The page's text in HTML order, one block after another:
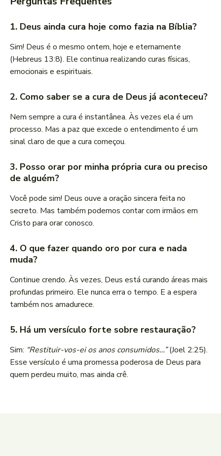
1. Deus ainda cura hoje como fazia na Bíblia?
Sim! Deus é o mesmo ontem, hoje e eternamente
(Hebreus 13:8). Ele continua realizando curas físicas,
emocionais e espirituais.
2. Como saber se a cura de Deus já aconteceu?
Nem sempre a cura é instantânea. Às vezes ela é um
processo. Mas a paz que excede o entendimento é um
sinal claro de que a cura começou.
3. Posso orar por minha própria cura ou preciso
de alguém?
Você pode sim! Deus ouve a oração sincera feita no
secreto. Mas também podemos contar com irmãos em
Cristo para orar conosco.
4. O que fazer quando oro por cura e nada
muda?
Continue crendo. Às vezes, Deus está curando áreas mais
profundas primeiro. Ele nunca erra o tempo. E a espera
também nos amadurece.
5. Há um versículo forte sobre restauração?
Sim: “Restituir-vos-ei os anos consumidos…”(Joel 2:25).
Esse versículo é uma promessa poderosa de Deus para
quem perdeu muito, mas ainda crê.